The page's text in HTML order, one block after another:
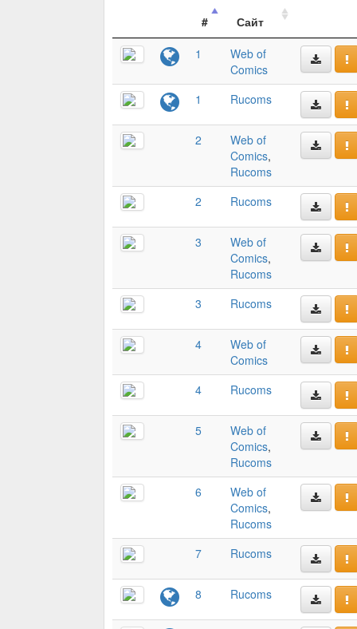
#
Сайт
1
Web of
Comics
1
Rucoms
2
Web of
Comics,
Rucoms
2
Rucoms
3
Web of
Comics,
Rucoms
3
Rucoms
4
Web of
Comics
4
Rucoms
5
Web of
Comics,
Rucoms
6
Web of
Comics,
Rucoms
7
Rucoms
8 Rucoms